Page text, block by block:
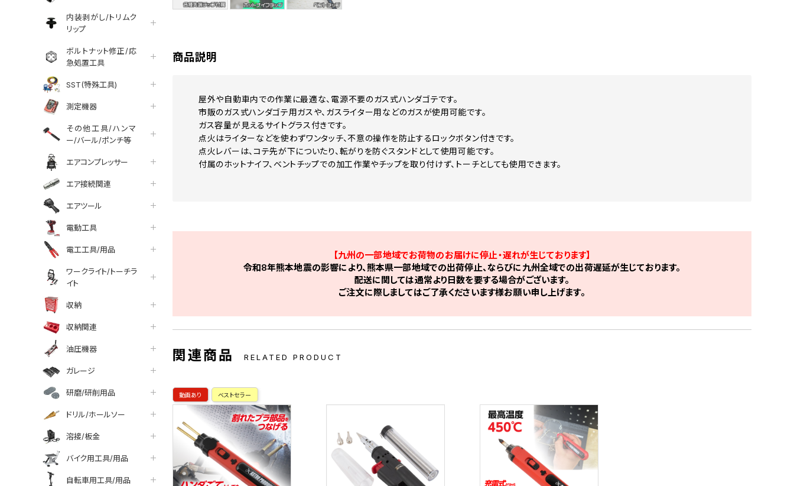
内装剥がし/トリムク
リップ
ボルトナット修正/応
急処置工具
SST(特殊工具)
測定機器
その他工具/ハンマ
ー/バール/ポンチ等
エアコンプレッサー
エア接続関連
エアツール
電動工具
電工工具/用品
ワークライト/トーチラ
イト
収納
収納関連
油圧機器
ガレージ
研磨/研削用品
ドリル/ホールソー
溶接/板金
バイク用工具/用品
自転車用工具/用品
商品説明
屋外や自動車内での作業に最適な、電源不要のガス式ハンダゴテです。
市販のガス式ハンダゴテ用ガスや、ガスライター用などのガスが使用可能です。
ガス容量が見えるサイトグラス付きです。
点火はライターなどを使わずワンタッチ、不意の操作を防止するロックボタン付きです。
点火レバーは、コテ先が下についたり、転がりを防ぐスタンドとして使用可能です。
付属のホットナイフ、ベントチップでの加工作業やチップを取り付けず、トーチとしても使用できます。
【九州の一部地域でお荷物のお届けに停止・遅れが生じております】
令和8年熊本地震の影響により、熊本県一部地域での出荷停止、ならびに九州全域での出荷遅延が生じております。
配送に関しては通常より日数を要する場合がございます。
ご注文に際しましてはご了承くださいます様お願い申し上げます。
関連商品 RELATED PRODUCT
動画あり ベストセラー